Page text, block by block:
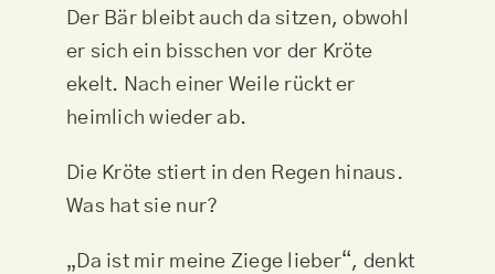
Der Bär bleibt auch da sitzen, obwohl
er sich ein bisschen vor der Kröte
ekelt. Nach einer Weile rückt er
heimlich wieder ab.
Die Kröte stiert in den Regen hinaus.
Was hat sie nur?
„Da ist mir meine Ziege lieber“, denkt